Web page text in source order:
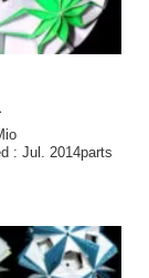
: Jul. 2014parts